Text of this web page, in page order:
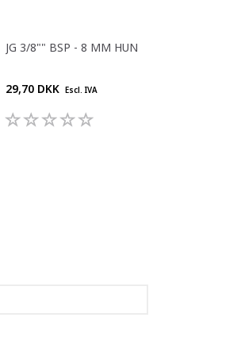
JG 3/8"" BSP - 8 MM HUN
29,70 DKK Escl. IVA